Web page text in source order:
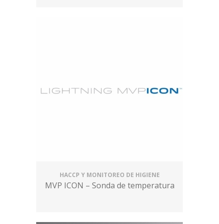
HACCP Y MONITOREO DE HIGIENE
MVP ICON – Sonda de temperatura